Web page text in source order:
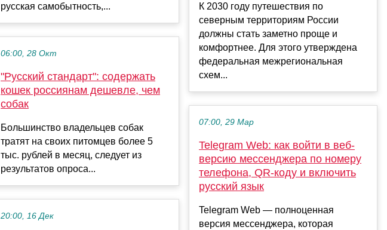
русская самобытность,...
06:00, 28 Окт
"Русский стандарт": содержать
кошек россиянам дешевле, чем
собак
Большинство владельцев собак
тратят на своих питомцев более 5
тыс. рублей в месяц, следует из
результатов опроса...
20:00, 16 Дек
К 2030 году путешествия по
северным территориям России
должны стать заметно проще и
комфортнее. Для этого утверждена
федеральная межрегиональная
схем...
07:00, 29 Мар
Telegram Web: как войти в веб-
версию мессенджера по номеру
телефона, QR-коду и включить
русский язык
Telegram Web — полноценная
версия мессенджера, которая